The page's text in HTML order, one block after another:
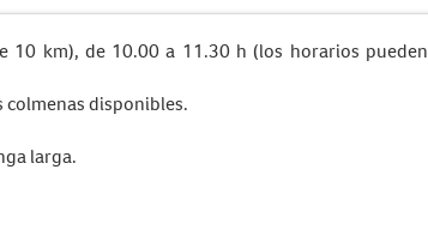
10 km), de 10.00 a 11.30 h (los horarios pueden
colmenas disponibles.
larga.